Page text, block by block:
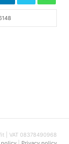
| VAT 08378490968